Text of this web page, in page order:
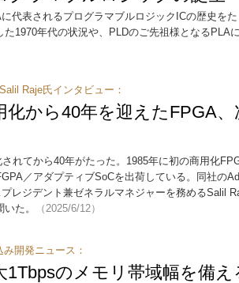
に代表されるプログラマブルロジックICの歴史を
た1970年代の状況や、PLDのご先祖様となるPLA
Raje氏インタビュー：
化から40年を迎えたFPGA
れてから40年がたった。1985年に初の商用化
／アダプティブSoCを出荷している。同社の
レジデント兼ゼネラルマネジャーを務めるSalil
た。
（2025/6/12）
み開発ニュース：
1Tbpsのメモリ帯域幅を備